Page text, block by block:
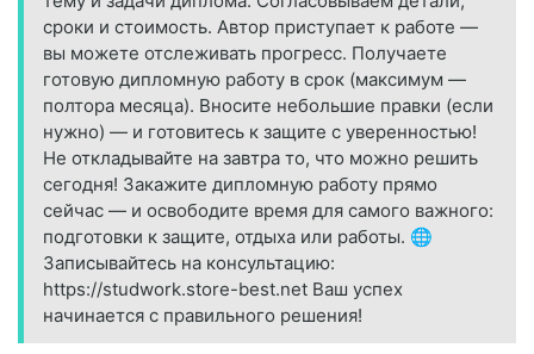
сроки и стоимость. Автор приступает к работе —
вы можете отслеживать прогресс. Получаете
готовую дипломную работу в срок (максимум —
полтора месяца). Вносите небольшие правки (если
нужно) — и готовитесь к защите с уверенностью!
Не откладывайте на завтра то, что можно решить
сегодня! Закажите дипломную работу прямо
сейчас — и освободите время для самого важного:
подготовки к защите, отдыха или работы. 🌐
Записывайтесь на консультацию:
https://studwork.store-best.net Ваш успех
начинается с правильного решения!